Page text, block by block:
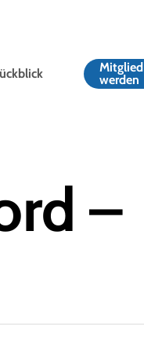
Mitglied
werden
–